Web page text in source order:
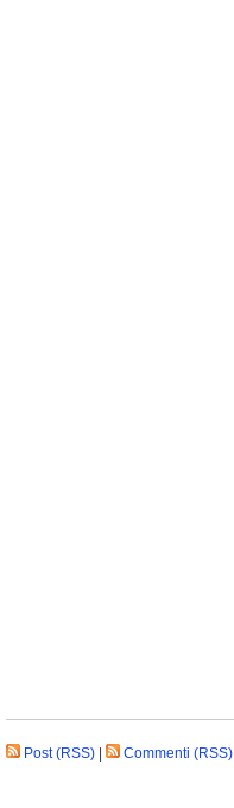
Post (RSS) Commenti (RSS)